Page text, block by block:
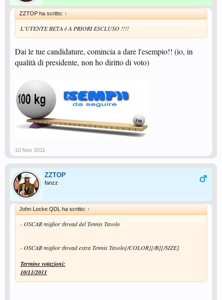
ZZTOP ha scritto: ↑
L'UTENTE BETA è A PRIORI ESCLUSO !!!!
Dai le tue candidature, comincia a dare l'esempio!! (io, in
qualità di presidente, non ho diritto di voto)
10 Nov 2011
ZZTOP
fanzz
John Locke QDL ha scritto: ↑
- OSCAR miglior thread del Tennis Tavolo
- OSCAR miglior thread extra Tennis Tavolo[/COLOR][/B][/SIZE]
Termine votazioni:
10/11/2011